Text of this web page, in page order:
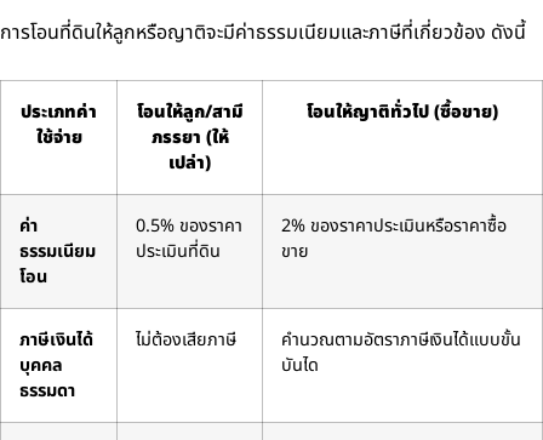
การโอนที่ดินให้ลูกหรือญาติจะมีค่าธรรมเนียมและภาษีที่เกี่ยวข้อง ดังนี้
ประเภทค่า
ใช้จ่าย
โอนให้ลูก/สามี
ภรรยา (ให้
เปล่า)
โอนให้ญาติทั่วไป (ซื้อขาย)
ค่า
ธรรมเนียม
โอน
0.5% ของราคา
ประเมินที่ดิน
2% ของราคาประเมินหรือราคาซื้อ
ขาย
ภาษีเงินได้
บุคคล
ธรรมดา
ไม่ต้องเสียภาษี
คำนวณตามอัตราภาษีเงินได้แบบขั้น
บันได